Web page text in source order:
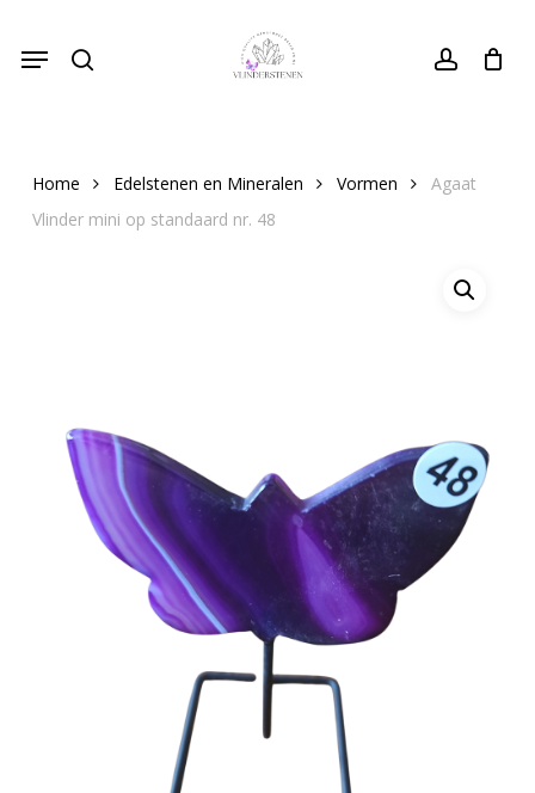
main
account
Menu Close
Cart
Home Edelstenen en Mineralen Vormen
Agaat
Vlinder mini op standaard nr. 48